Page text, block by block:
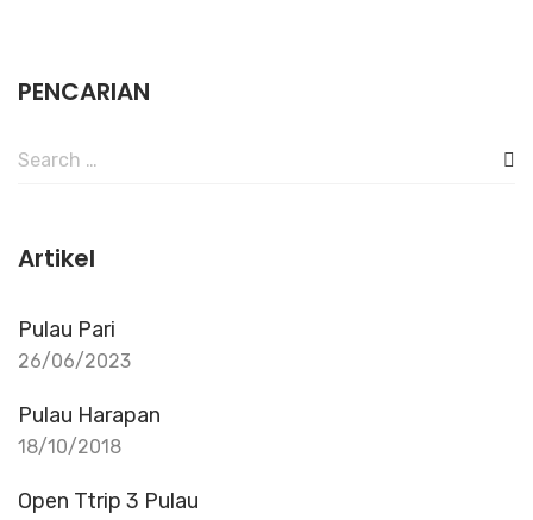
PENCARIAN
Search
Artikel
Pulau Pari
26/06/2023
Pulau Harapan
18/10/2018
Open Ttrip 3 Pulau